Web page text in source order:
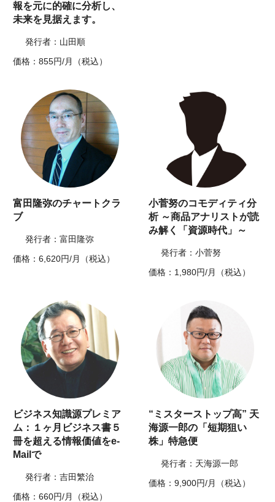
報を元に的確に分析し、
未来を見据えます。
発行者：山田順
価格：855円/月（税込）
富田隆弥のチャートクラ
ブ
発行者：富田隆弥
価格：6,620円/月（税込）
小菅努のコモディティ分
析 ～商品アナリストが読
み解く「資源時代」～
発行者：小菅努
価格：1,980円/月（税込）
ビジネス知識源プレミア
ム：１ヶ月ビジネス書５
冊を超える情報価値をe-
Mailで
発行者：吉田繁治
価格：660円/月（税込）
“ミスターストップ高” 天
海源一郎の「短期狙い
株」特急便
発行者：天海源一郎
価格：9,900円/月（税込）